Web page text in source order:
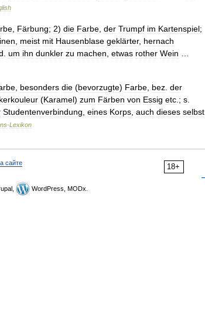
Färbung; 2) die Farbe der Trumpf im Kartenspiel;
meist mit Hausenblase geklärter, hernach
um ihn dunkler zu machen etwas rother Wein
besonders die (bevorzugte) Farbe bez der
(Karamel) zum Färben von Essig etc .; s
Studentenverbindung eines Korps auch dieses selbst
-Lexikon
18+
сайте
WordPress, MODx.